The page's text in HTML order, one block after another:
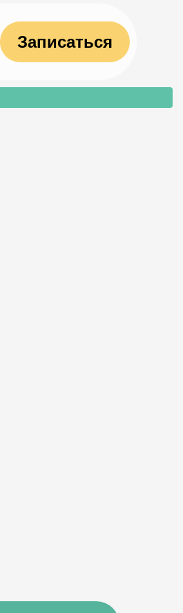
Записаться